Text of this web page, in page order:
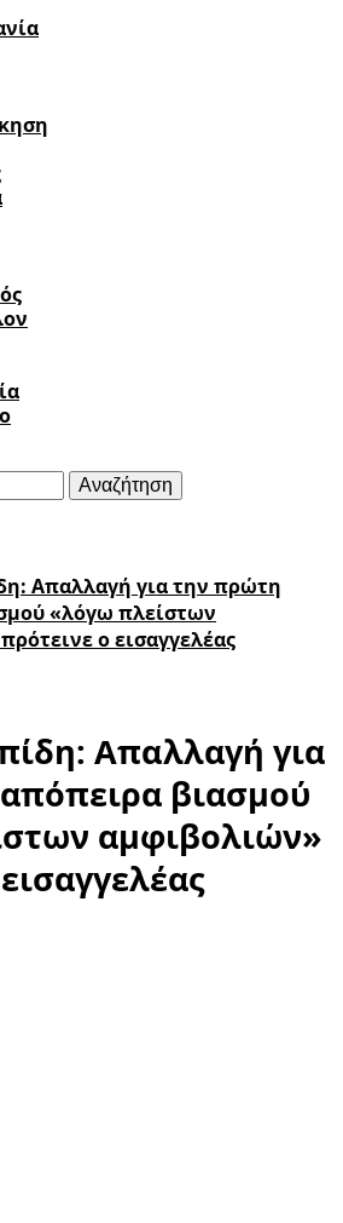
Απαλλαγή για την πρώτη
«λόγω πλείστων
ο εισαγγελέας
Απαλλαγή για
βιασμού
αμφιβολιών»